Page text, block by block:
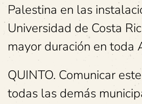
Palestina en las
Universidad de Costa
mayor duración en toda
QUINTO. Comunicar
todas las demás